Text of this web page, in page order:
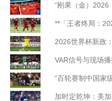
“刚果（金）2026
**「王者终局：2026
2026世界杯新政：持票
VAR信号与现场播报无缝衔
“百轮赛制中国家级裁判
加时定乾坤：美加墨